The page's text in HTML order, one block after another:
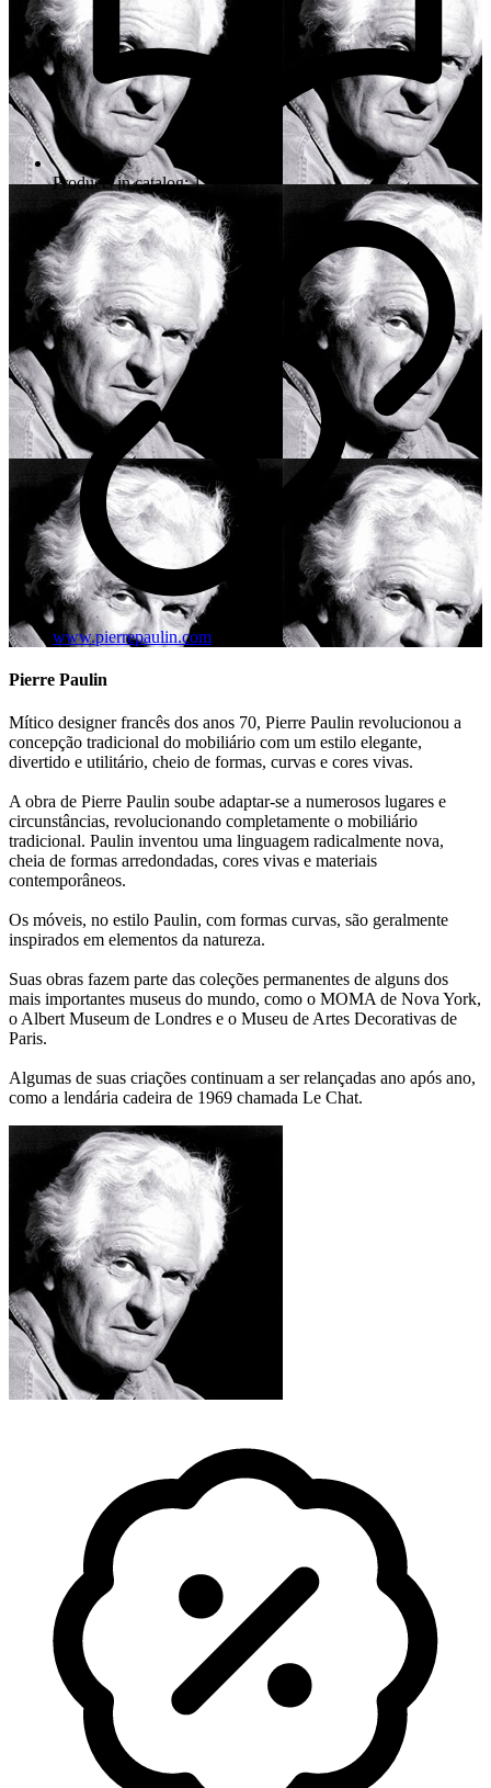
Products in catalog: 1
www.pierrepaulin.com
Pierre Paulin
Mítico designer francês dos anos 70, Pierre Paulin revolucionou a
concepção tradicional do mobiliário com um estilo elegante,
divertido e utilitário, cheio de formas, curvas e cores vivas.
A obra de Pierre Paulin soube adaptar-se a numerosos lugares e
circunstâncias, revolucionando completamente o mobiliário
tradicional. Paulin inventou uma linguagem radicalmente nova,
cheia de formas arredondadas, cores vivas e materiais
contemporâneos.
Os móveis, no estilo Paulin, com formas curvas, são geralmente
inspirados em elementos da natureza.
Suas obras fazem parte das coleções permanentes de alguns dos
mais importantes museus do mundo, como o MOMA de Nova York,
o Albert Museum de Londres e o Museu de Artes Decorativas de
Paris.
Algumas de suas criações continuam a ser relançadas ano após ano,
como a lendária cadeira de 1969 chamada Le Chat.